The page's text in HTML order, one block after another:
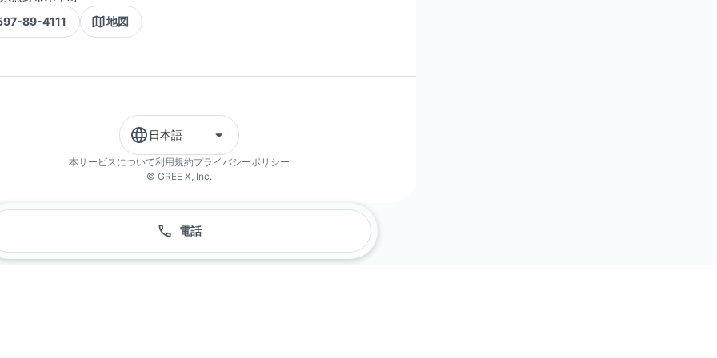
89-4111
地図
日本語
本サービスについて利用規約プライバシーポリシー
© GREE X, Inc.
電話